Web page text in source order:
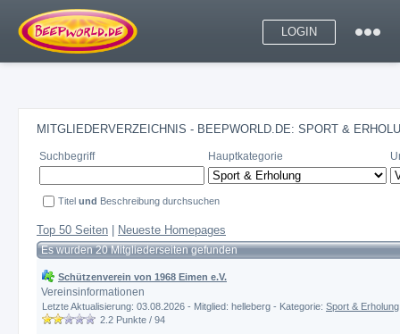
LOGIN
MITGLIEDERVERZEICHNIS - BEEPWORLD.DE: SPORT &
Suchbegriff Hauptkategorie
Titel und Beschreibung durchsuchen
Top 50 Seiten Neueste Homepages
Es wurden 20 Mitgliederseiten gefunden
Schützenverein von 1968 Eimen e.V.
Vereinsinformationen
Letzte Aktualisierung: 03.08.2026 - Mitglied: helleberg - Kategorie: Sport & Erholung
2.2 Punkte / 94